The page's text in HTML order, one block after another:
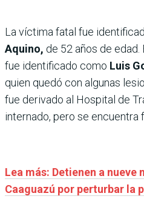
La víctima fatal fue
Aquino, de 52 años de
fue identificado como Luis
quien quedó con algunas
fue derivado al Hospital de
internado, pero se encuentra
Lea más: Detienen a nueve
Caaguazú por perturbar la